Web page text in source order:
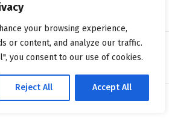
your browsing experience,
or content, and analyze our traffic.
you consent to our use of cookies.
Reject All Accept All
покрећеWordPress